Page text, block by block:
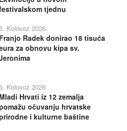
tjednu
Kolovoz 2026.
Franjo Radek donirao 18 tisuća
za obnovu kipa sv.
Kolovoz 2026.
Mladi Hrvati iz 12 zemalja
očuvanju hrvatske
i kulturne baštine